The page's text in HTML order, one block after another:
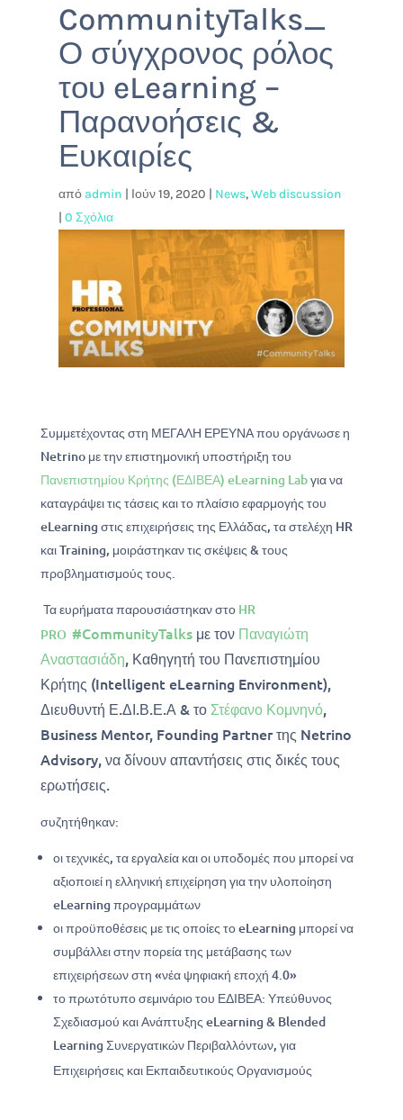
CommunityTalks_
Ο σύγχρονος ρόλος
του eLearning –
Παρανοήσεις &
Ευκαιρίες
από admin | Ιούν 19, 2020 | News,Web discussion
| 0 Σχόλια
Συμμετέχοντας στη ΜΕΓΑΛΗ ΕΡΕΥΝΑ που οργάνωσε η
Netrino με την επιστημονική υποστήριξη του
Πανεπιστημίου Κρήτης (ΕΔΙΒΕΑ) eLearning Labγια να
καταγράψει τις τάσεις και το πλαίσιο εφαρμογής του
eLearning στις επιχειρήσεις της Ελλάδας, τα στελέχη HR
και Training, μοιράστηκαν τις σκέψεις & τους
προβληματισμούς τους.
Τα ευρήματα παρουσιάστηκαν στο HR
PRO #CommunityTalksμετον Παναγιώτη
Αναστασιάδη, Καθηγητή του Πανεπιστημίου
Κρήτης (Intelligent eLearning Environment),
Διευθυντή Ε.ΔΙ.Β.Ε.Α & το Στέφανο Κομνηνό,
Business Mentor, Founding Partner της Netrino
Advisory, να δίνουν απαντήσεις στις δικές τους
ερωτήσεις.
συζητήθηκαν:
οι τεχνικές, τα εργαλεία και οι υποδομές που μπορεί να
αξιοποιεί η ελληνική επιχείρηση για την υλοποίηση
eLearning προγραμμάτων
οι προϋποθέσεις με τις οποίες το eLearning μπορεί να
συμβάλλει στην πορεία της μετάβασης των
επιχειρήσεων στη «νέα ψηφιακή εποχή 4.0»
το πρωτότυπο σεμινάριο του ΕΔΙΒΕΑ: Υπεύθυνος
Σχεδιασμού και Ανάπτυξης eLearning & Blended
Learning Συνεργατικών Περιβαλλόντων, για
Επιχειρήσεις και Εκπαιδευτικούς Οργανισμούς